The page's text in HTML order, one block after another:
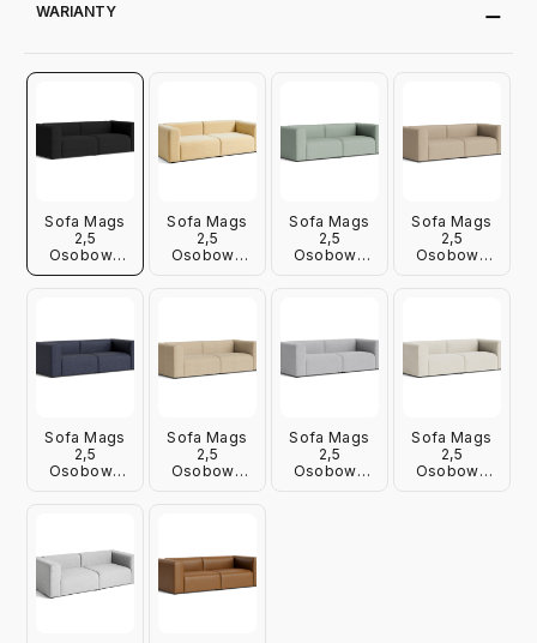
WARIANTY
Sofa Mags
2,5
Osobowa
High Armrest
Sofa Mags
2,5
Osobowa
Sofa Mags
2,5
Osobowa
Sofa Mags
2,5
Osobowa
Sofa Mags
2,5
Osobowa
Sofa Mags
2,5
Osobowa
Sofa Mags
2,5
Osobowa
Sofa Mags
2,5
Osobowa